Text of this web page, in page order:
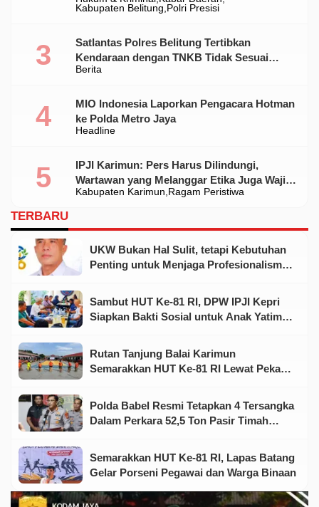
Kabupaten Belitung Polri Presisi
Berita
Satlantas Polres Belitung Tertibkan
Kendaraan dengan TNKB Tidak Sesuai
Standar
Headline
MIO Indonesia Laporkan Pengacara Hotman
ke Polda Metro Jaya
Kabupaten Karimun Ragam Peristiwa
IPJI Karimun: Pers Harus Dilindungi,
Wartawan yang Melanggar Etika Juga Wajib
Dikoreksi
TERBARU
UKW Bukan Hal Sulit, tetapi Kebutuhan
Penting untuk Menjaga Profesionalisme
Sambut HUT Ke-81 RI, DPW IPJI Kepri
Siapkan Bakti Sosial untuk Anak Yatim
Rutan Tanjung Balai Karimun
Semarakkan HUT Ke-81 RI Lewat Pekan
Polda Babel Resmi Tetapkan 4 Tersangka
Dalam Perkara 52,5 Ton Pasir Timah
Semarakkan HUT Ke-81 RI, Lapas Batang
Gelar Porseni Pegawai dan Warga Binaan